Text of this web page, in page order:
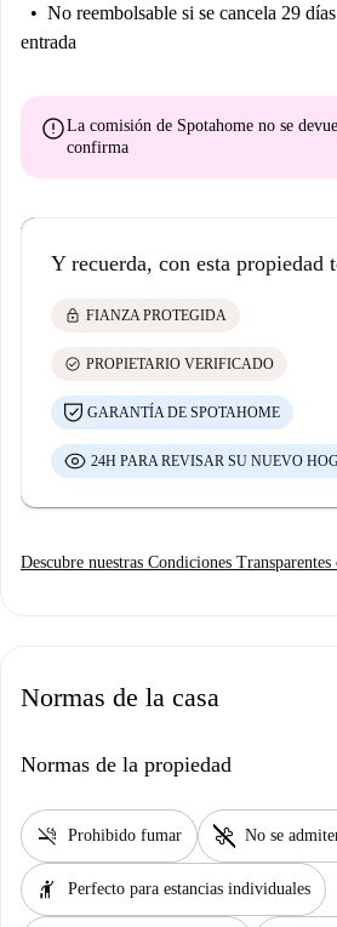
No reembolsable si se cancela 29
entrada
errorLa comisión de Spotahome no se
confirma
Y recuerda, con esta propiedad
lock FIANZA PROTEGIDA
check_circle PROPIETARIO VERIFICADO
GARANTÍA DE SPOTAHOME
24H PARA REVISAR SU NUEVO
Descubre nuestras Condiciones Transparentes
Normas de la casa
Normas de la propiedad
smoke_free Prohibido fumar pet_supplies No se
hail Perfecto para estancias individuales